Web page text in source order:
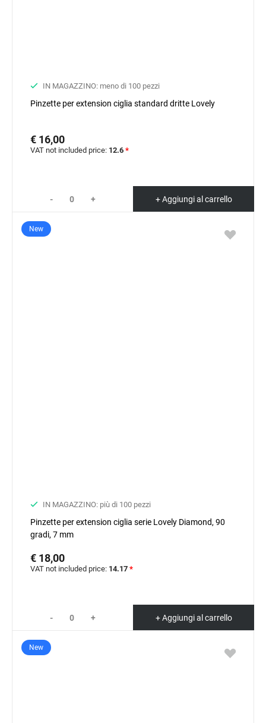
IN MAGAZZINO: meno di 100 pezzi
Pinzette per extension ciglia standard dritte Lovely
€ 16,00
VAT not included price: 12.6 *
- + + Aggiungi al carrello
New
IN MAGAZZINO: più di 100 pezzi
Pinzette per extension ciglia serie Lovely Diamond, 90
gradi, 7 mm
€ 18,00
VAT not included price: 14.17 *
- + + Aggiungi al carrello
New